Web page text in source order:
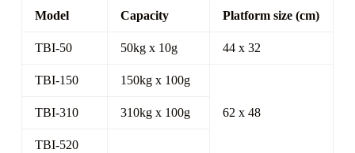
Model
Capacity Platform size (cm)
TBI-50 50kg x 10g 44 x 32
TBI-150 150kg x 100g
62 x 48
TBI-310 310kg x 100g
TBI-520